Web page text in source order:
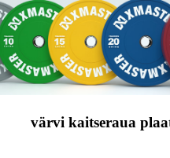
värvi kaitseraua